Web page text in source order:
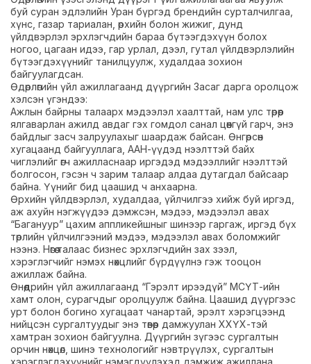
буй суран эдлэлийн Уран бүргэд брендийн сурталчилгаа,
хүнс, газар тариалан, өрхийн болон жижиг, дунд
үйлдвэрлэл эрхлэгчдийн бараа бүтээгдэхүүн болох
ногоо, цагаан идээ, гар урлал, дээл, гутал үйлдвэрлэлийн
бүтээгдэхүүнийг танилцуулж, худалдаа зохион
байгуулагдсан.
Өдөрлөгийн үйл ажиллагаанд дүүргийн Засаг дарга оролцож
хэлсэн үгэндээ:
Ажлын байрны талаарх мэдээлэл хаалттай, нам улс төрөөр
ялгаварлан ажилд авдаг гэх гомдол санал цөөнгүй гарч, энэ
байдлыг засч залруулахыг шаардаж байсан. Өнгөрсөн
хугацаанд байгууллага, ААН-үүдэд нээлттэй байх
чиглэлийг өгч ажилласнаар иргэдэд мэдээллийг нээлттэй
болгосон, гэсэн ч зарим талаар алдаа дутагдал байсаар
байна. Үүнийг бид цаашид ч анхаарна.
Өрхийн үйлдвэрлэл, худалдаа, үйлчилгээ хийж буй иргэд,
аж ахуйн нэгжүүдээ дэмжсэн, мэдээ, мэдээлэл авах
“Багануур” цахим аппликейшныг шинээр гаргаж, иргэд бүх
төрлийн үйлчилгээний мэдээ, мэдээлэл авах боломжийг
нээнэ. Нөгөө талаас бизнес эрхлэгчдийн зах зээл,
хэрэглэгчийг нэмэх нөхцлийг бүрдүүлнэ гэж тооцон
ажиллаж байна.
Өнөөдрийн үйл ажиллагаанд “Гэрэлт ирээдүй” МСҮТ-ийн
хамт олон, сурагчдыг оролцуулж байна. Цаашид дүүргээс
урт болон богино хугацаат чанартай, эрэлт хэрэгцээнд
нийцсэн сургалтуудыг энэ төвөөр дамжуулан ХХҮХ-тэй
хамтран зохион байгуулна. Дүүргийн зүгээс сургалтын
орчин нөхцөл, шинэ технологийг нэвтрүүлэх, сургалтын
хэрэглэгдэхүүнийг нэмэгдүүлэхэд дэмжиж ажиллана.